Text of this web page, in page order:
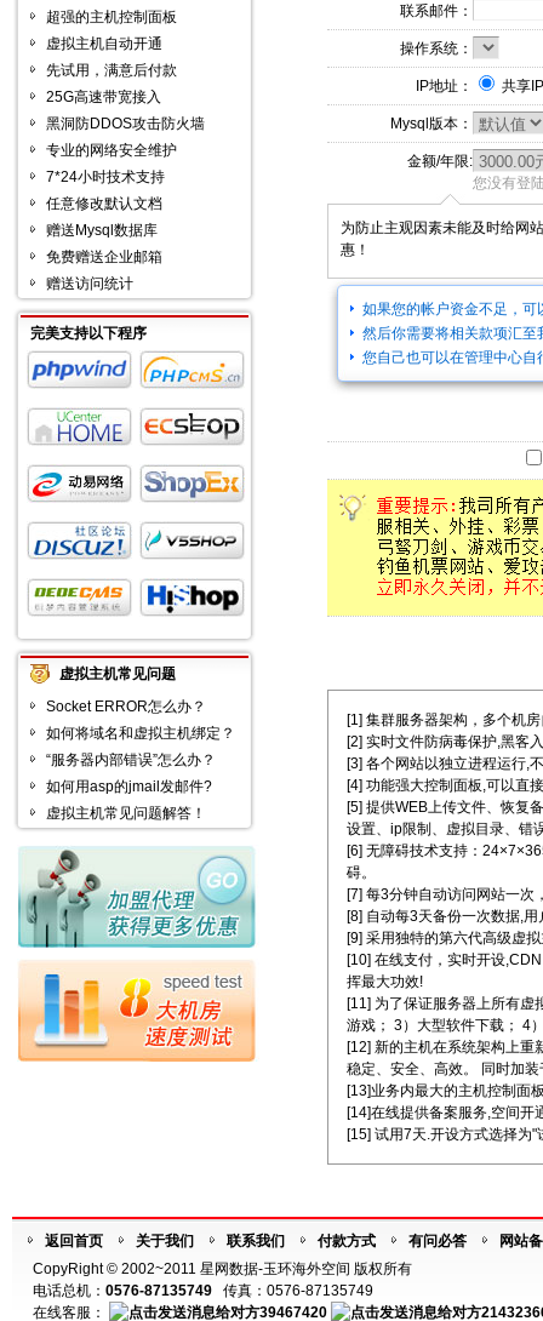
超强的主机控制面板
虚拟主机自动开通
先试用，满意后付款
25G高速带宽接入
黑洞防DDOS攻击防火墙
专业的网络安全维护
7*24小时技术支持
任意修改默认文档
赠送Mysql数据库
免费赠送企业邮箱
赠送访问统计
完美支持以下程序
虚拟主机常见问题
Socket ERROR怎么办？
如何将域名和虚拟主机绑定？
“服务器内部错误”怎么办？
如何用asp的jmail发邮件?
虚拟主机常见问题解答！
联系邮件：
操作系统：
IP地址： 共享IP
Mysql版本：
金额/年限:
您没有登
为防止主观因素未能及时给网
惠！
如果您的帐户资金不足，
然后你需要将相关款项汇
您自己也可以在管理中心
[1] 集群服务器架构，多个机
[2] 实时文件防病毒保护,黑客
[3] 各个网站以独立进程运行,
[4] 功能强大控制面板,可以直
[5] 提供WEB上传文件、恢复
设置、ip限制、虚拟目录、错
[6] 无障碍技术支持：
碍。
[7] 每3分钟自动访问网站一次
[8] 自动每3天备份一次数据,
[9] 采用独特的第六代高级虚
[10] 在线支付，实时开设
挥最大功效!
[11] 为了保证服务器上所有虚
游戏； 3）大型软件下载； 4
[12] 新的主机在系统架构上重
稳定、安全、高效。 同时加
[13]业务内最大的主机控制面
[14]在线提供备案服务,空间开
[15] 试用7天.开设方式选择为"
返回首页 关于我们 联系我们 付款方式 有问必答
网站
CopyRight © 2002~2011 星网数据-玉环海外空间 版权所有
电话总机： 0576-87135749 传真：0576-87135749
在线客服：
39467420